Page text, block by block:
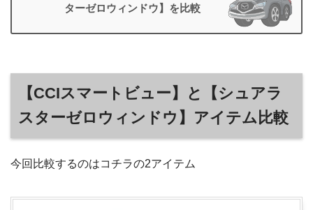
ターゼロウィンドウ】を比較
【CCIスマートビュー】と【シュアラ
スターゼロウィンドウ】アイテム比較
今回比較するのはコチラの2アイテム